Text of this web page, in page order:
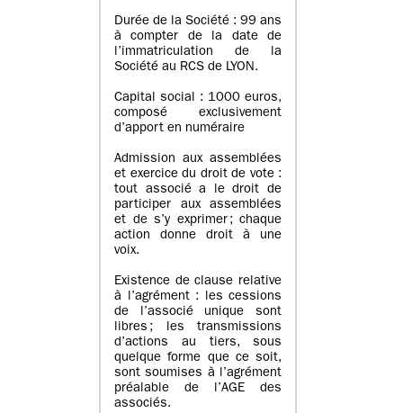
Durée de la Société : 99 ans
à compter de la date de
l’immatriculation de la
Société au RCS de LYON.
Capital social : 1000 euros,
composé exclusivement
d’apport en numéraire
Admission aux assemblées
et exercice du droit de vote :
tout associé a le droit de
participer aux assemblées
et de s’y exprimer ; chaque
action donne droit à une
voix.
Existence de clause relative
à l’agrément : les cessions
de l’associé unique sont
libres ; les transmissions
d’actions au tiers, sous
quelque forme que ce soit,
sont soumises à l’agrément
préalable de l’AGE des
associés.